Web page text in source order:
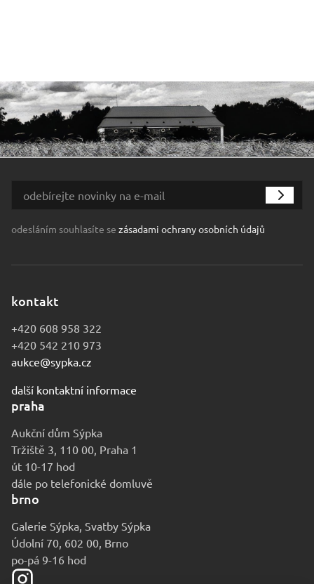
odesláním souhlasíte se zásadami ochrany osobních údajů
kontakt
+420 608 958 322
+420 542 210 973
aukce@sypka.cz
další kontaktní informace
praha
Aukční dům Sýpka
Tržiště 3, 110 00, Praha 1
út 10-17 hod
dále po telefonické domluvě
brno
Galerie Sýpka, Svatby Sýpka
Údolní 70, 602 00, Brno
po-pá 9-16 hod